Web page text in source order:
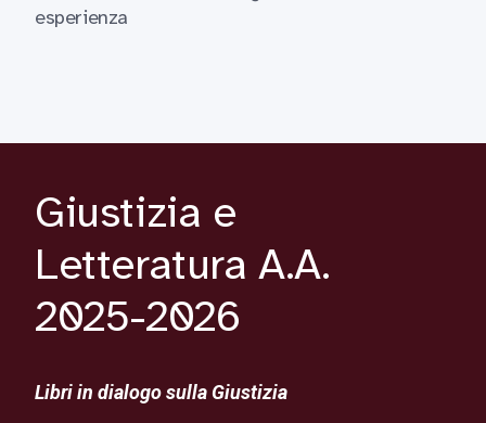
esperienza
Giustizia e
Letteratura A.A.
2025-2026
Libri in dialogo sulla Giustizia